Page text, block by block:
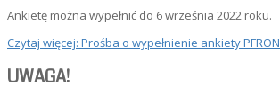
Ankietę można wypełnić do 6 września 2022 roku.
Czytaj więcej: Prośba o wypełnienie ankiety PFRON
UWAGA!